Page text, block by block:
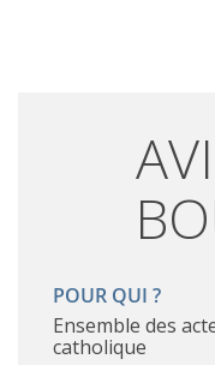
POUR QUI ?
Ensemble des acteurs de l’enseignement
catholique